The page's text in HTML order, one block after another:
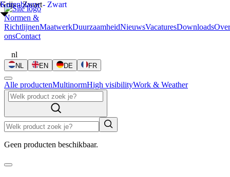
Normen &
RichtlijnenMaatwerkDuurzaamheidNieuwsVacaturesDownloadsOver
onsContact
nl
NL EN DE FR
Alle productenMultinormHigh visibilityWork & Weather
Geen producten beschikbaar.
Grijs - Zwart
Korenblauw - Zwart